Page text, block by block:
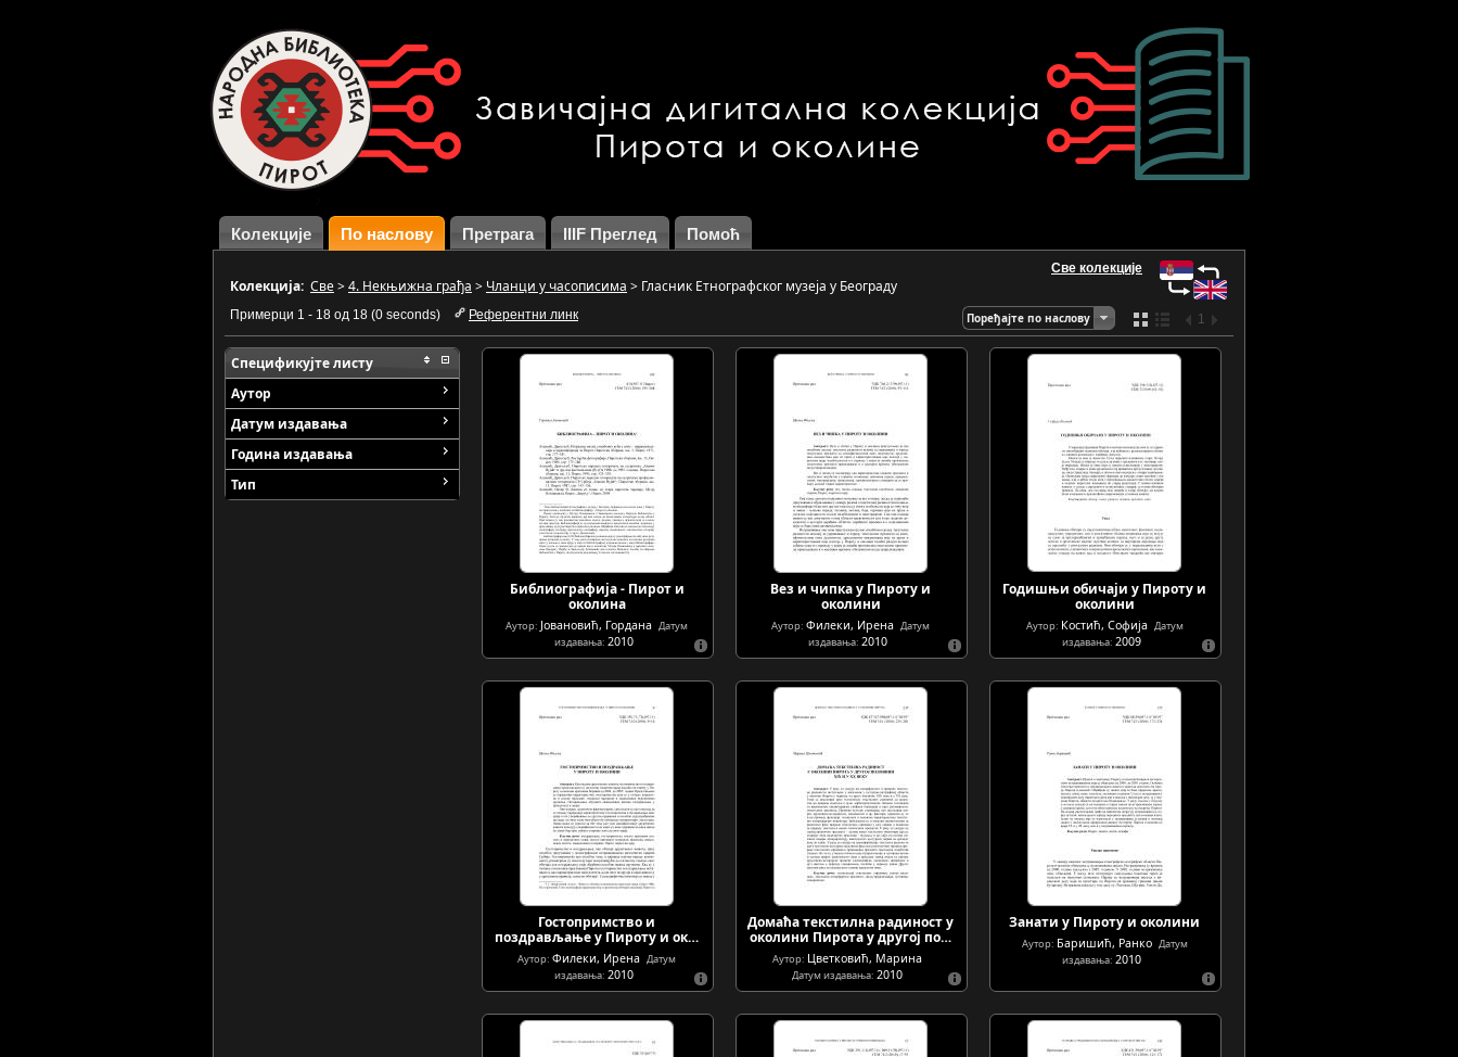
Колекције По наслову Претрага IIIF Преглед Помоћ
Све колекције
Колекција: Све>4. Некњижна грађа > Чланци у часописима > Гласник Етнографског музеја у Београду
Примерци 1 - 18 од 18 (0 seconds) Референтни линк 1
Поређајте по наслову
Спецификујте листу
Аутор
Датум издавања
Година издавања
Тип
Библиографија - Пирот и
околина
Аутор: Јовановић, Гордана Датум
издавања: 2010
Вез и чипка у Пироту и
околини
Аутор: Филеки, Ирена Датум
издавања: 2010
Годишњи обичаји у Пироту и
околини
Аутор: Костић, Софија Датум
издавања: 2009
Гостопримство и
поздрављање у Пироту и ок…
Аутор: Филеки, Ирена Датум
издавања: 2010
Домаћа текстилна радиност у
околини Пирота у другој по…
Аутор: Цветковић, Марина
Датум издавања: 2010
Занати у Пироту и околини
Аутор: Баришић, Ранко Датум
издавања: 2010